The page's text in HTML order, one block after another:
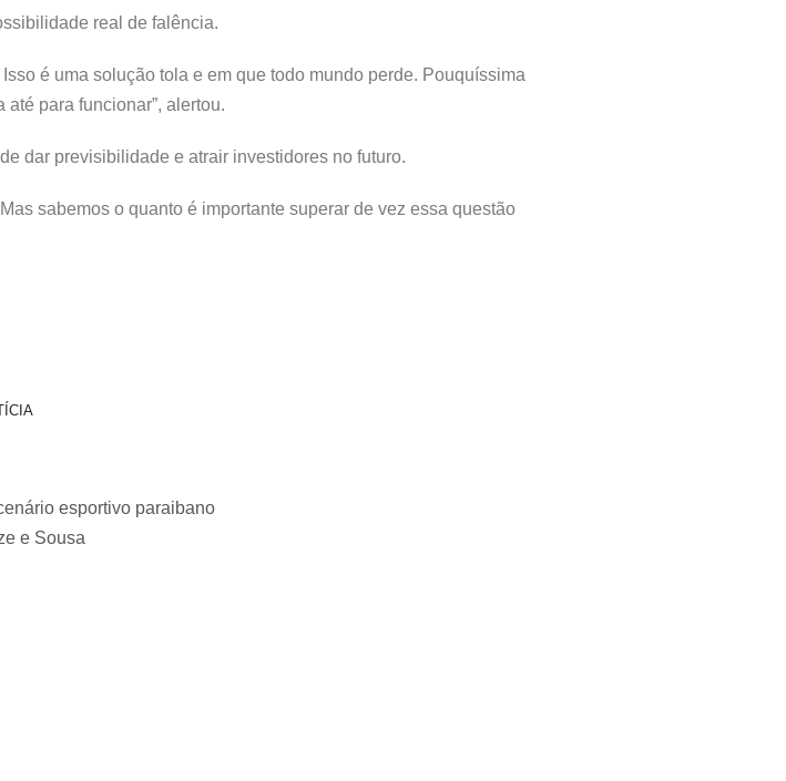
real de falência.
é uma solução tola e em que todo mundo perde. Pouquíssima
para funcionar”, alertou.
dar previsibilidade e atrair investidores no futuro.
sabemos o quanto é importante superar de vez essa questão
esportivo paraibano
e Sousa